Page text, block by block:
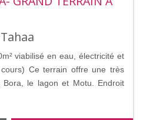
viabilisé en eau, électricité et
Ce terrain offre une très
le lagon et Motu. Endroit